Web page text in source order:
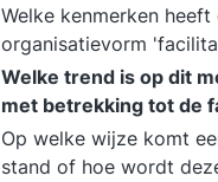
Welke kenmerken
organisatievorm
Welke trend is op dit
met betrekking tot de
Op welke wijze komt
stand of hoe wordt